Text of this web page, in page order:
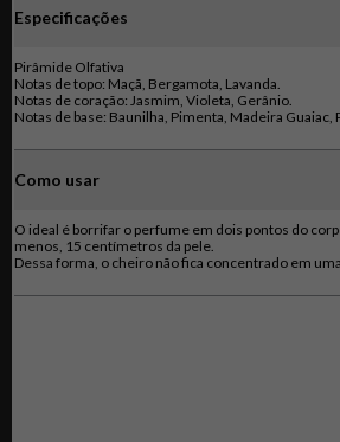
Especificações
Pirâmide Olfativa
Notas de topo: Maçã, Bergamota, Lavanda.
Notas de coração: Jasmim, Violeta, Gerânio.
Notas de base: Baunilha, Pimenta, Madeira Guaiac,
Como usar
O ideal é borrifar o perfume em dois pontos do
menos, 15 centímetros da pele.
Dessa forma, o cheiro não fica concentrado em